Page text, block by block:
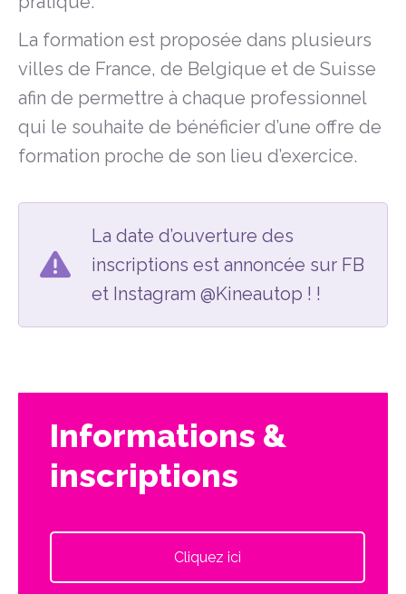
La formation est proposée dans plusieurs
villes de France, de Belgique et de Suisse
afin de permettre à chaque professionnel
qui le souhaite de bénéficier d’une offre de
formation proche de son lieu d’exercice.
La date d’ouverture des
inscriptions est annoncée sur FB
et Instagram @Kineautop ! !
Informations &
inscriptions
Cliquez ici